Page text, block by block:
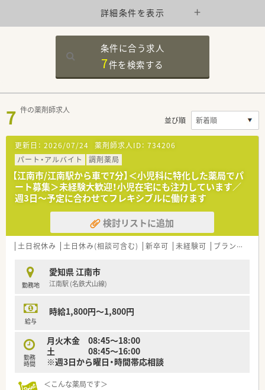
詳細条件を表示
条件に合う求人
7件を検索する
7 件の薬剤師求人
並び順
更新日： 2026/07/24 薬剤師求人ID： 734206
パート・アルバイト
調剤薬局
【江南市/江南駅から車で7分】＜小児科に特化した薬局でパ
ート募集＞未経験大歓迎！小児在宅にも注力しています／
週3日～予定に合わせてフレキシブルに働けます
検討リストに追加
土日祝休み 土日休み(相談可含む) 新卒可 未経験可 ブランク可
勤務地
愛知県 江南市
江南駅 (名鉄犬山線)
給与
時給1,800円～1,800円
勤務
時間
月火木金 08:45〜18:00
土 08:45〜16:00
※週3日から曜日・時間帯応相談
＜こんな薬局です＞